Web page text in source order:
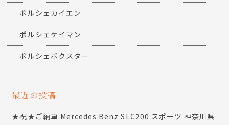
ポルシェカイエン
ポルシェケイマン
ポルシェボクスター
最近の投稿
★祝★ご納車 Mercedes Benz SLC200 スポーツ 神奈川県